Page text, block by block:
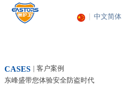
中文简体
CASES
| 客户案例
东峰盛带您体验安全防盗时代